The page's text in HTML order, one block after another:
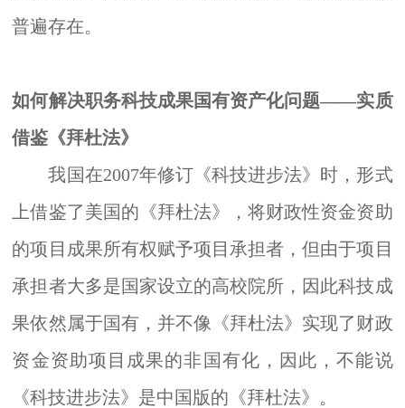
普遍存在。
如何解决职务科技成果国有资产化问题——实质
借鉴《拜杜法》
我国在2007年修订《科技进步法》时，形式
上借鉴了美国的《拜杜法》，将财政性资金资助
的项目成果所有权赋予项目承担者，但由于项目
承担者大多是国家设立的高校院所，因此科技成
果依然属于国有，并不像《拜杜法》实现了财政
资金资助项目成果的非国有化，因此，不能说
《科技进步法》是中国版的《拜杜法》。